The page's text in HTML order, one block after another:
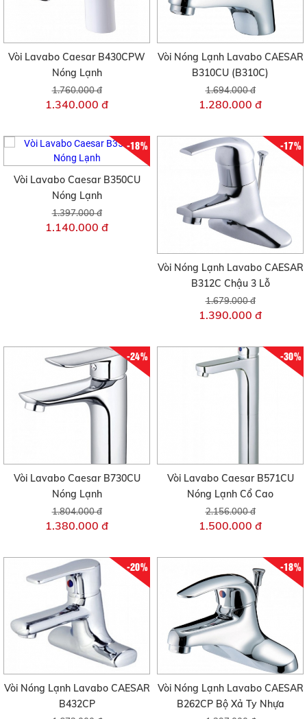
Vòi Lavabo Caesar B430CPW
Nóng Lạnh
1.760.000 đ
1.340.000 đ
Vòi Nóng Lạnh Lavabo CAESAR
B310CU (B310C)
1.694.000 đ
1.280.000 đ
-18%
Vòi Lavabo Caesar B350CU
Nóng Lạnh
1.397.000 đ
1.140.000 đ
-17%
Vòi Nóng Lạnh Lavabo CAESAR
B312C Chậu 3 Lỗ
1.679.000 đ
1.390.000 đ
-24%
Vòi Lavabo Caesar B730CU
Nóng Lạnh
1.804.000 đ
1.380.000 đ
-30%
Vòi Lavabo Caesar B571CU
Nóng Lạnh Cổ Cao
2.156.000 đ
1.500.000 đ
-20%
Vòi Nóng Lạnh Lavabo CAESAR
B432CP
-18%
Vòi Nóng Lạnh Lavabo CAESAR
B262CP Bộ Xả Ty Nhựa